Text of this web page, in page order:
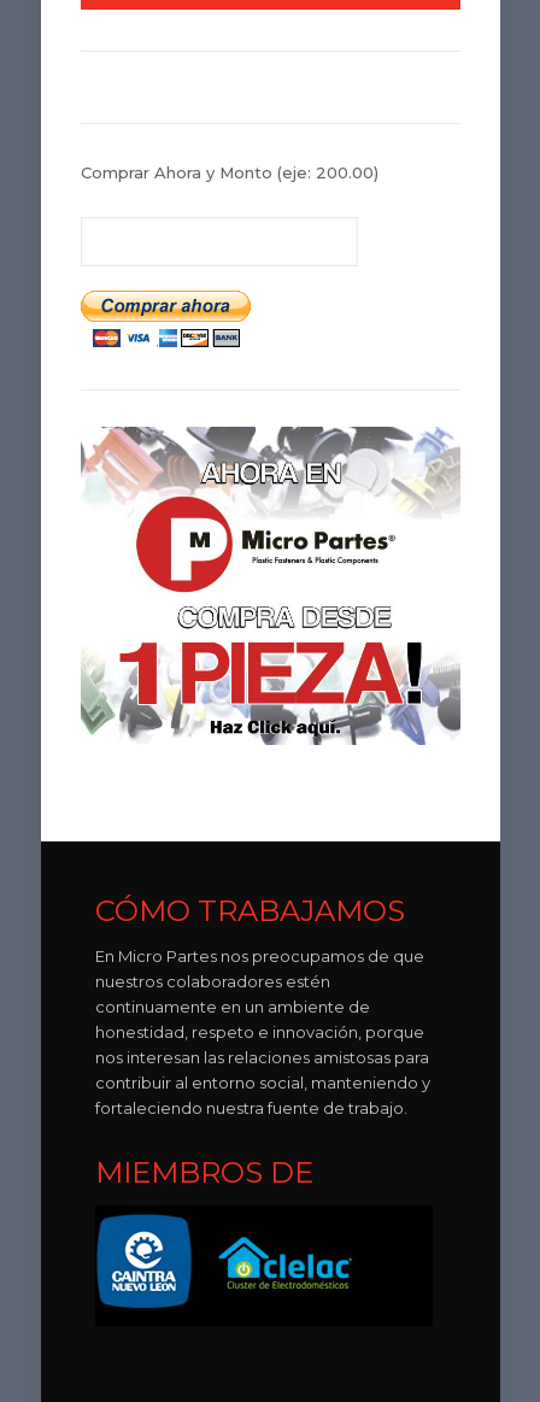
Comprar Ahora y Monto (eje: 200.00)
CÓMO TRABAJAMOS
En Micro Partes nos preocupamos de que
nuestros colaboradores estén
continuamente en un ambiente de
honestidad, respeto e innovación, porque
nos interesan las relaciones amistosas para
contribuir al entorno social, manteniendo y
fortaleciendo nuestra fuente de trabajo.
MIEMBROS DE